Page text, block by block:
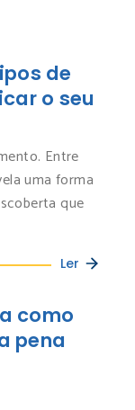
de
o seu
Entre
uma forma
que
Ler
como
pena